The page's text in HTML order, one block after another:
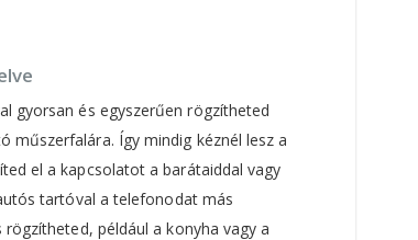
gyorsan és egyszerűen rögzítheted
műszerfalára. Így mindig kéznél lesz a
el a kapcsolatot a barátaiddal vagy
tartóval a telefonodat más
például a konyha vagy a